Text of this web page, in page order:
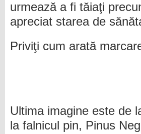
urmează a fi tăiaţi
apreciat starea de
Priviţi cum arată
Ultima imagine este de
la falnicul pin, Pinus